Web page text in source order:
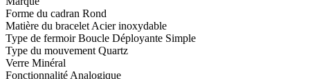
Forme du cadran Rond
Matière du bracelet Acier inoxydable
Type de fermoir Boucle Déployante Simple
Type du mouvement Quartz
Verre Minéral
Fonctionnalité Analogique